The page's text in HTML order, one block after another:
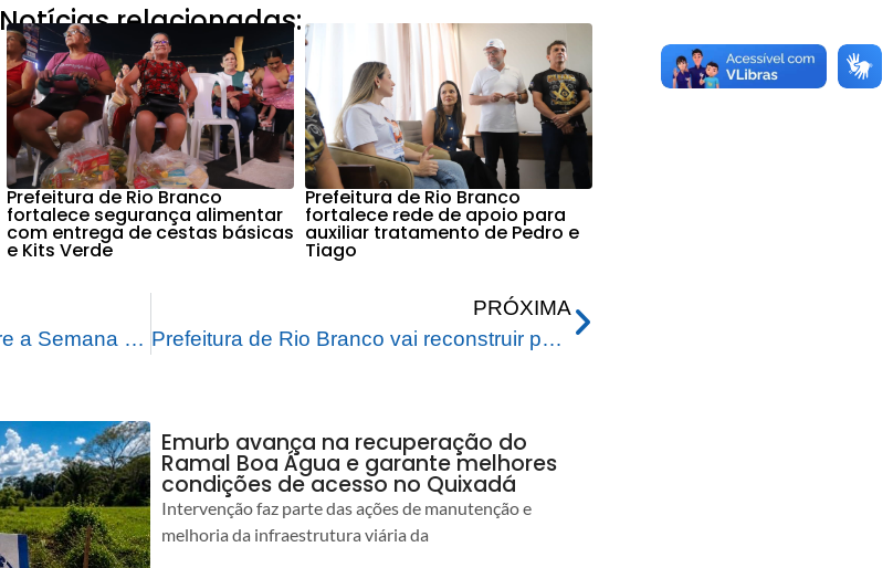
Notícias relacionadas:
Prefeitura de Rio Branco
fortalece segurança alimentar
com entrega de cestas básicas
e Kits Verde
Prefeitura de Rio Branco
fortalece rede de apoio para
auxiliar tratamento de Pedro e
Tiago
Policlínica Barral y Barral abre a Semana Mundial do Aleitamento Materno em Rio Branco
PRÓXIMA
Prefeitura de Rio Branco vai reconstruir ponte que caiu sobre o igarapé Liberdade
Emurb avança na recuperação do
Ramal Boa Água e garante melhores
condições de acesso no Quixadá
Intervenção faz parte das ações de manutenção e
melhoria da infraestrutura viária da